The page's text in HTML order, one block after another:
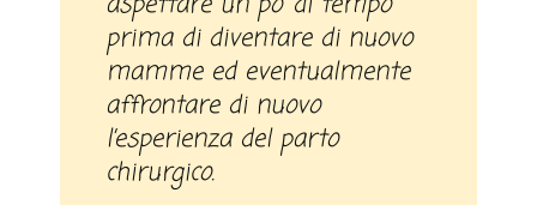
prima di diventare di nuovo
mamme ed eventualmente
affrontare di nuovo
l’esperienza del parto
chirurgico.